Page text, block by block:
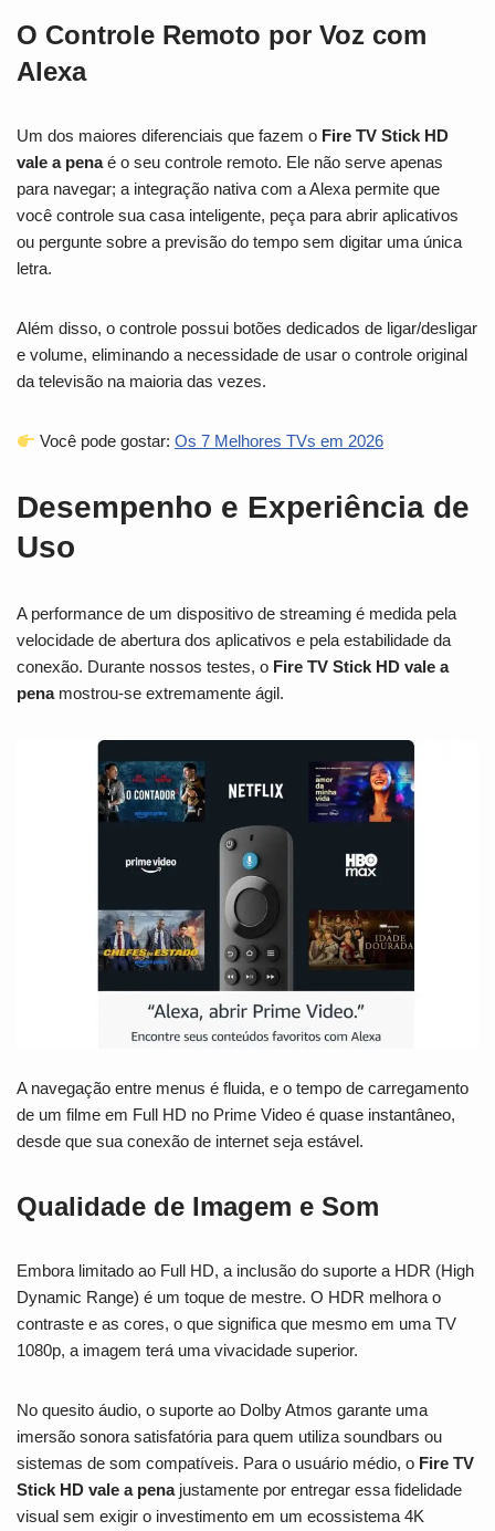
O Controle Remoto por Voz com
Alexa
Um dos maiores diferenciais que fazem o Fire TV Stick HD
vale a penaé o seu controle remoto. Ele não serve apenas
para navegar; a integração nativa com a Alexa permite que
você controle sua casa inteligente, peça para abrir aplicativos
ou pergunte sobre a previsão do tempo sem digitar uma única
letra.
Além disso, o controle possui botões dedicados de ligar/desligar
e volume, eliminando a necessidade de usar o controle original
da televisão na maioria das vezes.
Você pode gostar:Os 7 Melhores TVs em 2026
Desempenho e Experiência de
Uso
A performance de um dispositivo de streaming é medida pela
velocidade de abertura dos aplicativos e pela estabilidade da
conexão. Durante nossos testes, o Fire TV Stick HD vale a
penamostrou-se extremamente ágil.
A navegação entre menus é fluida, e o tempo de carregamento
de um filme em Full HD no Prime Video é quase instantâneo,
desde que sua conexão de internet seja estável.
Qualidade de Imagem e Som
Embora limitado ao Full HD, a inclusão do suporte a HDR (High
Dynamic Range) é um toque de mestre. O HDR melhora o
contraste e as cores, o que significa que mesmo em uma TV
1080p, a imagem terá uma vivacidade superior.
No quesito áudio, o suporte ao Dolby Atmos garante uma
imersão sonora satisfatória para quem utiliza soundbars ou
sistemas de som compatíveis. Para o usuário médio, o Fire TV
Stick HD vale a penajustamente por entregar essa fidelidade
visual sem exigir o investimento em um ecossistema 4K